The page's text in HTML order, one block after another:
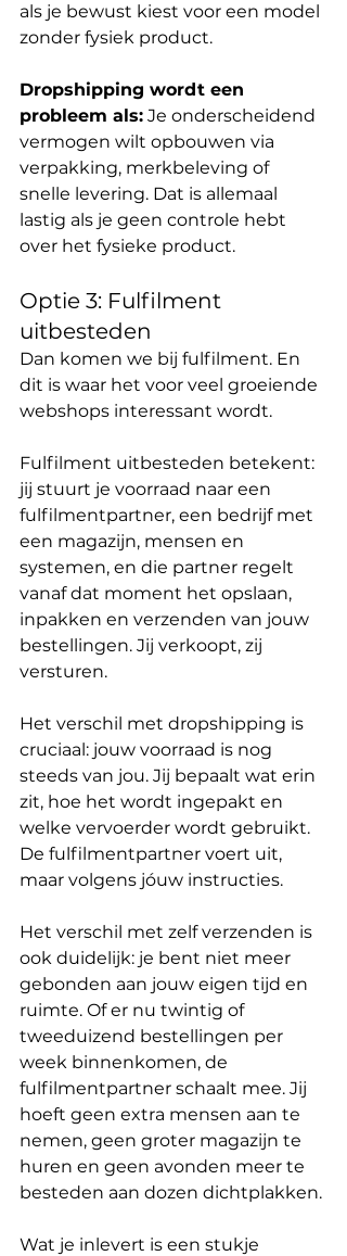
als je bewust kiest voor een model
zonder fysiek product.
Dropshipping wordt een
probleem als: Je onderscheidend
vermogen wilt opbouwen via
verpakking, merkbeleving of
snelle levering. Dat is allemaal
lastig als je geen controle hebt
over het fysieke product.
Optie 3: Fulfilment
uitbesteden
Dan komen we bij fulfilment. En
dit is waar het voor veel groeiende
webshops interessant wordt.
Fulfilment uitbesteden betekent:
jij stuurt je voorraad naar een
fulfilmentpartner, een bedrijf met
een magazijn, mensen en
systemen, en die partner regelt
vanaf dat moment het opslaan,
inpakken en verzenden van jouw
bestellingen. Jij verkoopt, zij
versturen.
Het verschil met dropshipping is
cruciaal: jouw voorraad is nog
steeds van jou. Jij bepaalt wat erin
zit, hoe het wordt ingepakt en
welke vervoerder wordt gebruikt.
De fulfilmentpartner voert uit,
maar volgens jóuw instructies.
Het verschil met zelf verzenden is
ook duidelijk: je bent niet meer
gebonden aan jouw eigen tijd en
ruimte. Of er nu twintig of
tweeduizend bestellingen per
week binnenkomen, de
fulfilmentpartner schaalt mee. Jij
hoeft geen extra mensen aan te
nemen, geen groter magazijn te
huren en geen avonden meer te
besteden aan dozen dichtplakken.
Wat je inlevert is een stukje